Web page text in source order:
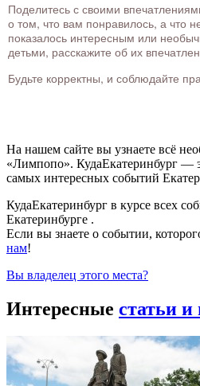
Поделитесь с своими
о том, что вам понравилось, а что
показалось интересным или
детьми, расскажите об их
Будьте корректны, и соблюдайте
На нашем сайте вы узнаете всё
«Лимпопо». КудаЕкатеринбург —
самых интересных событий
КудаЕкатеринбург в курсе всех
Екатеринбурге .
Если вы знаете о событии,
нам!
Вы владелец этого места?
Интересные статьи